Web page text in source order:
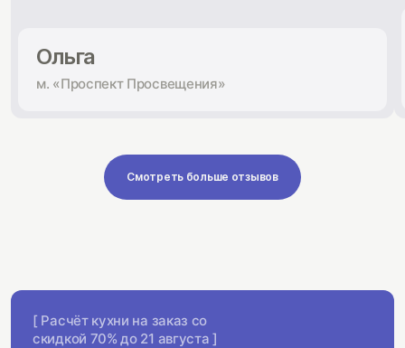
Ольга
м. «Проспект Просвещения»
Смотреть больше отзывов
[ Расчёт кухни на заказ со
скидкой 70% до 21 августа ]